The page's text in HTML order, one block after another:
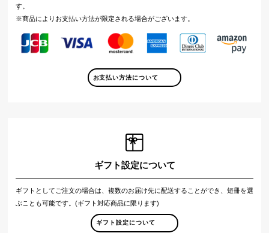
す。
※商品によりお支払い方法が限定される場合がございます。
お支払い方法について
ギフト設定について
ギフトとしてご注文の場合は、複数のお届け先に配送することができ、短冊を選
ぶことも可能です。(ギフト対応商品に限ります)
ギフト設定について